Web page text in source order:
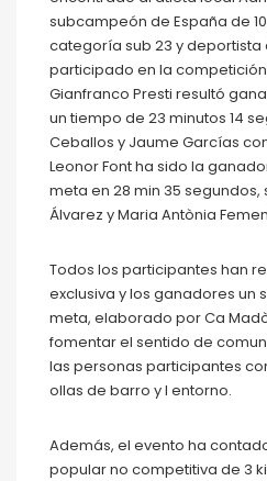
subcampeón de España de
categoría sub 23 y deportista
participado en la competición
Gianfranco Presti resultó
un tiempo de 23 minutos 14
Ceballos y Jaume Garcías
Leonor Font ha sido la
meta en 28 min 35
Álvarez y Maria Antònia
Todos los participantes han
exclusiva y los ganadores un
meta, elaborado por Ca
fomentar el sentido de
las personas participantes
ollas de barro y l entorno.
Además, el evento ha
popular no competitiva de 3